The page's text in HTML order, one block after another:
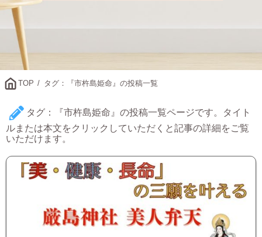
TOP タグ：『市杵島姫命』の投稿一覧
タグ：『市杵島姫命』の投稿一覧ページです。タイト
ルまたは本文をクリックしていただくと記事の詳細をご覧
いただけます。